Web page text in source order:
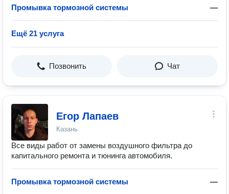
Промывка тормозной системы —
Ещё 21 услуга
Позвонить Чат
Егор Лапаев
Казань
Все виды работ от замены воздушного фильтра до
капитального ремонта и тюнинга автомобиля.
Промывка тормозной системы —